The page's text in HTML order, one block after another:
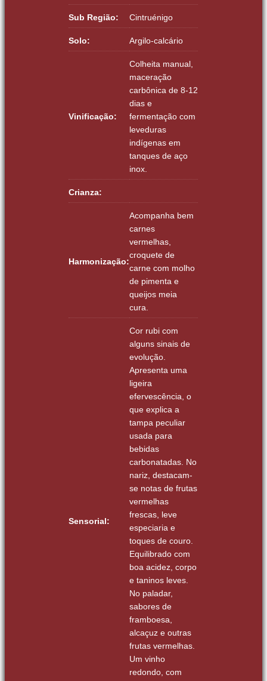
Sub Região: Cintruénigo
Solo: Argilo-calcário
Vinificação:
Colheita manual,
maceração
carbônica de 8-12
dias e
fermentação com
leveduras
indígenas em
tanques de aço
inox.
Crianza:
Harmonização:
Acompanha bem
carnes
vermelhas,
croquete de
carne com molho
de pimenta e
queijos meia
cura.
Sensorial:
Cor rubi com
alguns sinais de
evolução.
Apresenta uma
ligeira
efervescência, o
que explica a
tampa peculiar
usada para
bebidas
carbonatadas. No
nariz, destacam-
se notas de frutas
vermelhas
frescas, leve
especiaria e
toques de couro.
Equilibrado com
boa acidez, corpo
e taninos leves.
No paladar,
sabores de
framboesa,
alcaçuz e outras
frutas vermelhas.
Um vinho
redondo, com